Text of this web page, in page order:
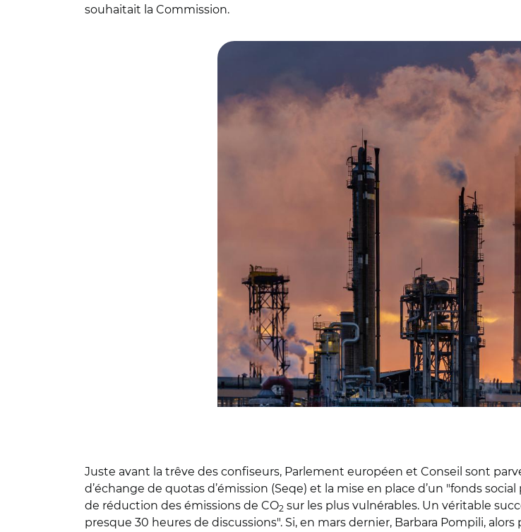
souhaitait la Commission.
Juste avant la trêve des confiseurs, Parlement européen et Conseil sont
d’échange de quotas d’émission (Seqe) et la mise en place d’un "fonds
de réduction des émissions de CO2 sur les plus vulnérables. Un véritable
presque 30 heures de discussions". Si, en mars dernier, Barbara Pompili,